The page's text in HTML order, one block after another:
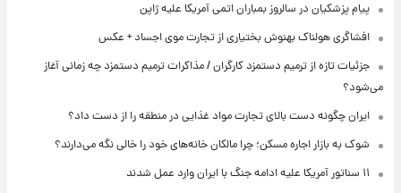
پیام پزشکیان در سالروز بمباران اتمی آمریکا علیه ژاپن
افشاگری هولناک بهنوش بختیاری از تجارت موی اجساد + عکس
جزئیات تازه از ترمیم دستمزد کارگران / مذاکرات ترمیم دستمزد چه زمانی آغاز
می‌شود؟
ایران چگونه دست بالای تجارت مواد غذایی در منطقه را از دست داد؟
شوک به بازار اجاره مسکن؛ چرا مالکان خانه‌های خود را خالی نگه می‌دارند؟
۱۱ سناتور آمریکا علیه ادامه جنگ با ایران وارد عمل شدند